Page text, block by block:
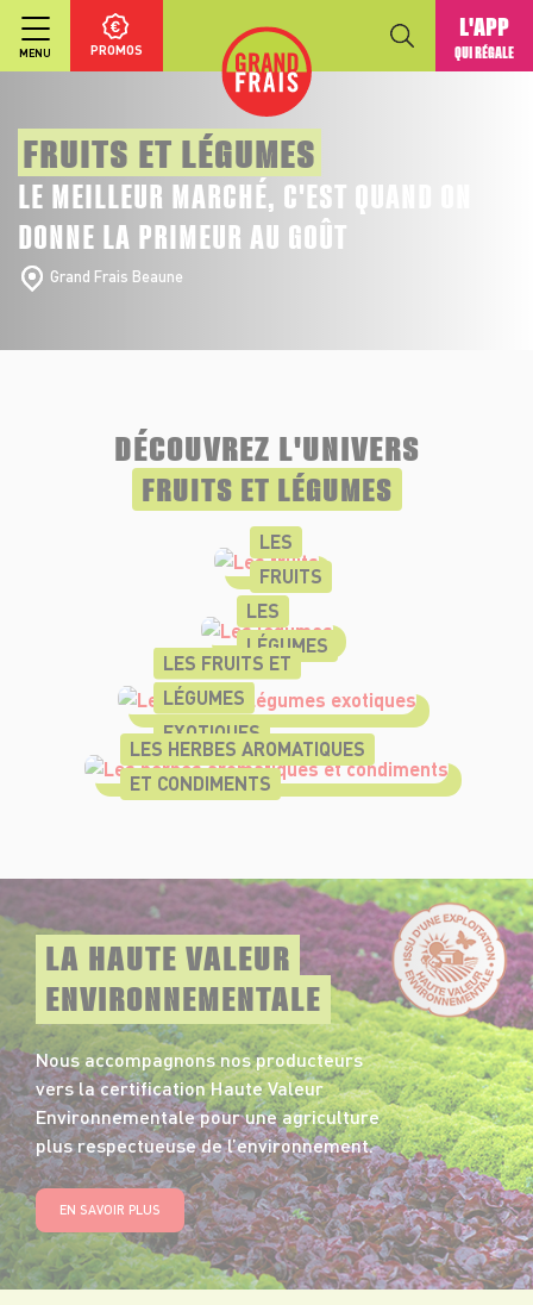
MENU PROMOS
L'APP
QUI RÉGALE
FRUITS ET LÉGUMES
LE MEILLEUR MARCHÉ, C'EST QUAND ON
DONNE LA PRIMEUR AU GOÛT
Grand Frais Beaune
DÉCOUVREZ L'UNIVERS
FRUITS ET LÉGUMES
LES
FRUITS
LES
LÉGUMES
LES FRUITS ET
LÉGUMES
EXOTIQUES
LES HERBES AROMATIQUES
ET CONDIMENTS
LA HAUTE VALEUR
ENVIRONNEMENTALE
Nous accompagnons nos producteurs
vers la certification Haute Valeur
Environnementale pour une agriculture
plus respectueuse de l’environnement.
EN SAVOIR PLUS